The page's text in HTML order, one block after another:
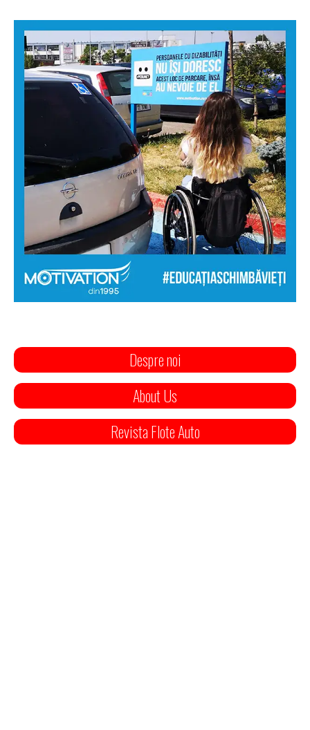
Despre noi
About Us
Revista Flote Auto